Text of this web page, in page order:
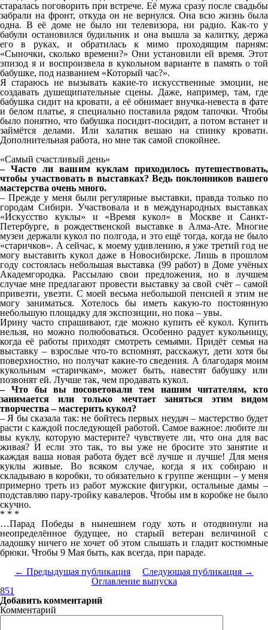
старалась поговорить при встрече. Её мужа сразу после свадьбы
забрали на фронт, откуда он не вернулся. Она всю жизнь была
одна. В её доме не было ни телевизора, ни радио. Как-то у
бабули остановился будильник и она вышла за калитку, держа
его в руках, и обратилась к мимо проходящим парням:
«Сыночки, сколько времени?» Они установили ей время. Этот
эпизод я и воспроизвела в кукольном варианте в память о той
бабушке, под названием «Который час?».
Я стараюсь не вызывать какие-то искусственные эмоции, не
создавать душещипательные сцены. Даже, например, там, где
бабушка сидит на кровати, а её обнимает внучка-невеста в фате
и белом платье, я специально поставила рядом тапочки. Чтобы
было понятно, что бабушка посидит-посидит, а потом встанет и
займётся делами. Или халатик вешаю на спинку кровати.
Дополнительная работа, но мне так самой спокойнее.
«Самый счастливый день»
– Часто ли вашим куклам приходилось путешествовать,
чтобы участвовать в выставках? Ведь поклонников вашего
мастерства очень много.
– Прежде у меня были регулярные выставки, правда только по
городам Сибири. Участвовала и в международных выставках
«Искусство куклы» и «Время кукол» в Москве и Санкт-
Петербурге, в рождественской выставке в Алма-Ате. Многие
музеи держали кукол по полгода, и это ещё тогда, когда не было
«старичков». А сейчас, к моему удивлению, я уже третий год не
могу выставить кукол даже в Новосибирске. Лишь в прошлом
году состоялась небольшая выставка (99 работ) в Доме учёных
Академгородка. Рассылаю свои предложения, но в лучшем
случае мне предлагают провести выставку за свой счёт – самой
привезти, увезти. С моей весьма небольшой пенсией я этим не
могу заниматься. Хотелось бы иметь какую-то постоянную
небольшую площадку для экспозиции, но пока – увы.
Ирину часто спрашивают, где можно купить её кукол. Купить
нельзя, но можно полюбоваться. Особенно радует кукольницу,
когда её работы приходят смотреть семьями. Придёт семья на
выставку – взрослые что-то вспомнят, расскажут, дети хотя бы
поверхностно, но получат какие-то сведения. А благодаря моим
кукольным «старичкам», может быть, навестят бабушку или
позвонят ей. Лучше так, чем продавать кукол.
– Что бы вы посоветовали тем нашим читателям, кто
занимается или только мечтает заняться этим видом
творчества – мастерить кукол?
– Я бы сказала так: не бойтесь первых неудач – мастерство будет
расти с каждой последующей работой. Самое важное: любите ли
вы куклу, которую мастерите? чувствуете ли, что она для вас
живая? И если это так, то вы уже не бросите это занятие и
каждая ваша новая работа будет всё лучше и лучше! Для меня
куклы живые. Во всяком случае, когда я их собираю и
складываю в коробки, то обязательно к группе женщин – у меня
примерно треть из работ мужские фигурки, остальные дамы –
подставляю пару-тройку кавалеров. Чтобы им в коробке не было
скучно.
* * *
…Парад Победы в нынешнем году хоть и отодвинули на
неопределённое будущее, но старый ветеран величиной с
ладошку ничего не хочет об этом слышать и гладит костюмные
брюки. Чтобы 9 Мая быть, как всегда, при параде.
← Предыдущая публикация
Следующая публикация →
Оглавление выпуска
851
Добавить комментарий
Комментарий